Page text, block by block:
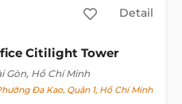
Detail
Citilight Tower
Gòn, Hồ Chí Minh
Đa Kao, Quận 1, Hồ Chí Minh